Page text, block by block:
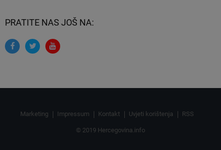
PRATITE NAS JOŠ NA:
Marketing Impressum Kontakt Uvjeti korištenja RSS
© 2019 Hercegovina.info